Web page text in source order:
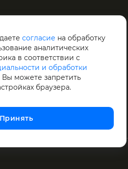
119
согласие на обработку
аналитических
в соответствии с
и обработки
Вы можете запретить
браузера.
Принять